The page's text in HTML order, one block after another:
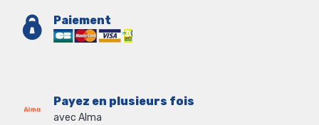
Paiement
Payez en plusieurs fois
avec Alma